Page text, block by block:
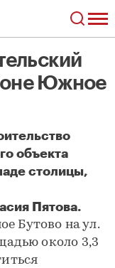
Южное
объекта
столицы,
Пятова.
Бутово на ул.
около 3,3